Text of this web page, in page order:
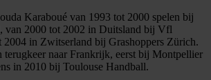
Karaboué van 1993 tot 2000 spelen bij
van 2000 tot 2002 in Duitsland bij Vfl
2004 in Zwitserland bij Grashoppers Zürich.
terugkeer naar Frankrijk, eerst bij Montpellier
in 2010 bij Toulouse Handball.